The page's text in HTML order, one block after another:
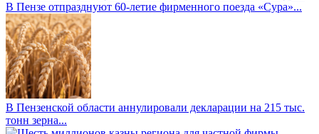
В Пензе отпразднуют 60-летие фирменного поезда «Сура»...
В Пензенской области аннулировали декларации на 215 тыс.
тонн зерна...